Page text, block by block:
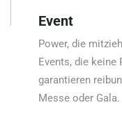
Event
Power, die
Events, die keine
garantieren
Messe oder Gala.